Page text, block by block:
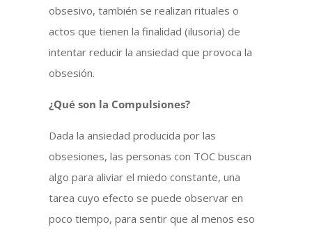
obsesivo, también se realizan rituales o
actos que tienen la finalidad (ilusoria) de
intentar reducir la ansiedad que provoca la
obsesión.
¿Qué son la Compulsiones?
Dada la ansiedad producida por las
obsesiones, las personas con TOC buscan
algo para aliviar el miedo constante, una
tarea cuyo efecto se puede observar en
poco tiempo, para sentir que al menos eso